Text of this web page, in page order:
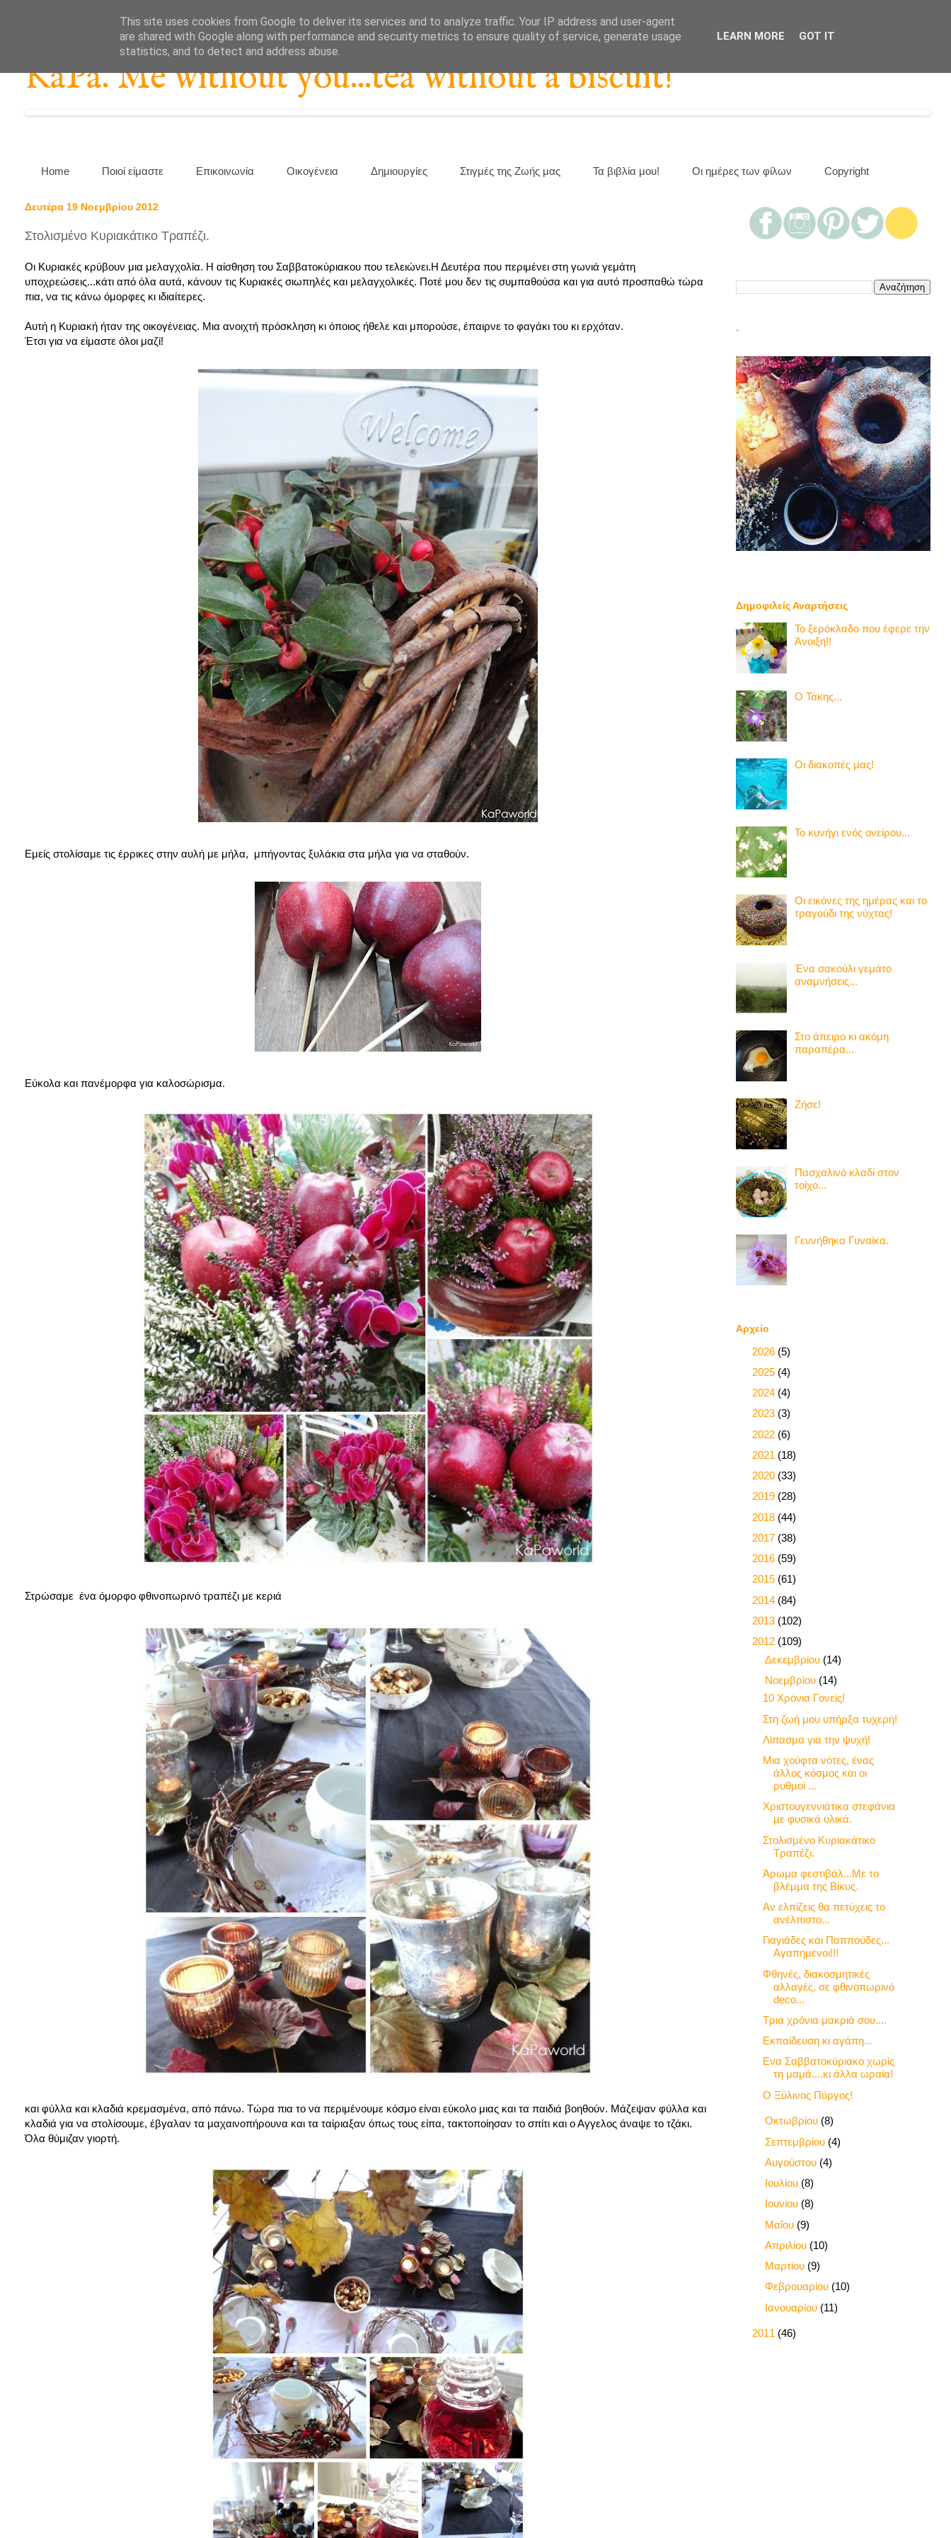
KaPa. Me without you...tea without a biscuit!
Home Ποιοί είμαστε Επικοινωνία Οικογένεια Δημιουργίες Στιγμές της Ζωής μας Τα βιβλία μου! Οι ημέρες των φίλων Copyright
Δευτέρα 19 Νοεμβρίου 2012
Στολισμένο Κυριακάτικο Τραπέζι.
Οι Κυριακές κρύβουν μια μελαγχολία. Η αίσθηση του Σαββατοκύριακου που τελειώνει.Η Δευτέρα που περιμένει στη γωνιά γεμάτη
υποχρεώσεις...κάτι από όλα αυτά, κάνουν τις Κυριακές σιωπηλές και μελαγχολικές. Ποτέ μου δεν τις συμπαθούσα και για αυτό προσπαθώ τώρα
πια, να τις κάνω όμορφες κι ιδιαίτερες.
Αυτή η Κυριακή ήταν της οικογένειας. Μια ανοιχτή πρόσκληση κι όποιος ήθελε και μπορούσε, έπαιρνε το φαγάκι του κι ερχόταν.
Έτσι για να είμαστε όλοι μαζί!
Εμείς στολίσαμε τις έρρικες στην αυλή με μήλα, μπήγοντας ξυλάκια στα μήλα για να σταθούν.
Εύκολα και πανέμορφα για καλοσώρισμα.
Στρώσαμε ένα όμορφο φθινοπωρινό τραπέζι με κεριά
και φύλλα και κλαδιά κρεμασμένα, από πάνω. Τώρα πια το να περιμένουμε κόσμο είναι εύκολο μιας και τα παιδιά βοηθούν. Μάζεψαν φύλλα και
κλαδιά για να στολίσουμε, έβγαλαν τα μαχαινοπήρουνα και τα ταίριαξαν όπως τους είπα, τακτοποίησαν το σπίτι και ο Αγγελος άναψε το τζάκι.
Όλα θύμιζαν γιορτή.
`
Δημοφιλείς Αναρτήσεις
Το ξερόκλαδο που έφερε την
Άνοιξη!!
Ο Τάκης...
Οι διακοπές μας!
Το κυνήγι ενός ονείρου...
Οι εικόνες της ημέρας και το
τραγούδι της νύχτας!
Ένα σακούλι γεμάτο
αναμνήσεις...
Στο άπειρο κι ακόμη
παραπέρα...
Ζήσε!
Πασχαλινό κλαδί στον
τοίχο...
Γεννήθηκα Γυναίκα.
Αρχείο
2026 (5)
2025 (4)
2024 (4)
2023 (3)
2022 (6)
2021 (18)
2020 (33)
2019 (28)
2018 (44)
2017 (38)
2016 (59)
2015 (61)
2014 (84)
2013 (102)
2012 (109)
Δεκεμβρίου (14)
Νοεμβρίου (14)
10 Χρόνια Γονείς!
Στη ζωή μου υπήρξα τυχερή!
Λίπασμα για την ψυχή!
Μια χούφτα νότες, ένας
άλλος κόσμος και οι
ρυθμοί ...
Χριστουγεννιάτικα στεφάνια
με φυσικά υλικά.
Στολισμένο Κυριακάτικο
Τραπέζι.
Άρωμα φεστιβάλ...Με το
βλέμμα της Βίκυς.
Αν ελπίζεις θα πετύχεις το
ανέλπιστο...
Γιαγιάδες και Παππούδες...
Αγαπημένοι!!!
Φθηνές, διακοσμητικές
αλλαγές, σε φθινοπωρινό
deco...
Τρια χρόνια μακριά σου....
Εκπαίδευση κι αγάπη...
Ενα Σαββατοκύριακο χωρίς
τη μαμά....κι άλλα ωραία!
Ο Ξύλινος Πύργος!
Οκτωβρίου (8)
Σεπτεμβρίου (4)
Αυγούστου (4)
Ιουλίου (8)
Ιουνίου (8)
Μαΐου (9)
Απριλίου (10)
Μαρτίου (9)
Φεβρουαρίου (10)
Ιανουαρίου (11)
2011 (46)
This site uses cookies from Google to deliver its services and to analyze traffic. Your IP address and user-agent
are shared with Google along with performance and security metrics to ensure quality of service, generate usage
statistics, and to detect and address abuse.
LEARN MORE GOT IT